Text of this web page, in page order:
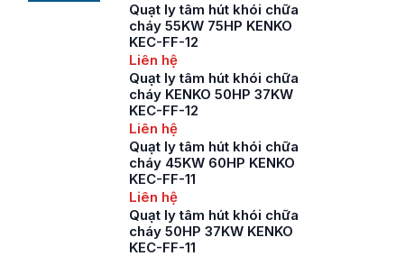
Quạt ly tâm hút khói chữa
cháy 55KW 75HP KENKO
KEC-FF-12
Liên hệ
Quạt ly tâm hút khói chữa
cháy KENKO 50HP 37KW
KEC-FF-12
Liên hệ
Quạt ly tâm hút khói chữa
cháy 45KW 60HP KENKO
KEC-FF-11
Liên hệ
Quạt ly tâm hút khói chữa
cháy 50HP 37KW KENKO
KEC-FF-11